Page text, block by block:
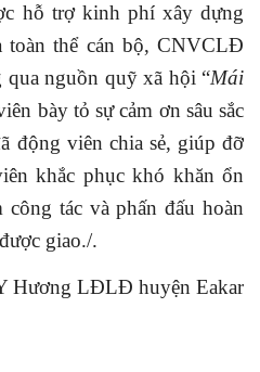
hỗ trợ kinh phí xây dựng
toàn thể cán bộ, CNVCLĐ
qua nguồn quỹ xã hội “Mái
bày tỏ sự cảm ơn sâu sắc
động viên chia sẻ, giúp đỡ
khắc phục khó khăn ổn
tác và phấn đấu hoàn
giao./.
Hương LĐLĐ huyện Eakar